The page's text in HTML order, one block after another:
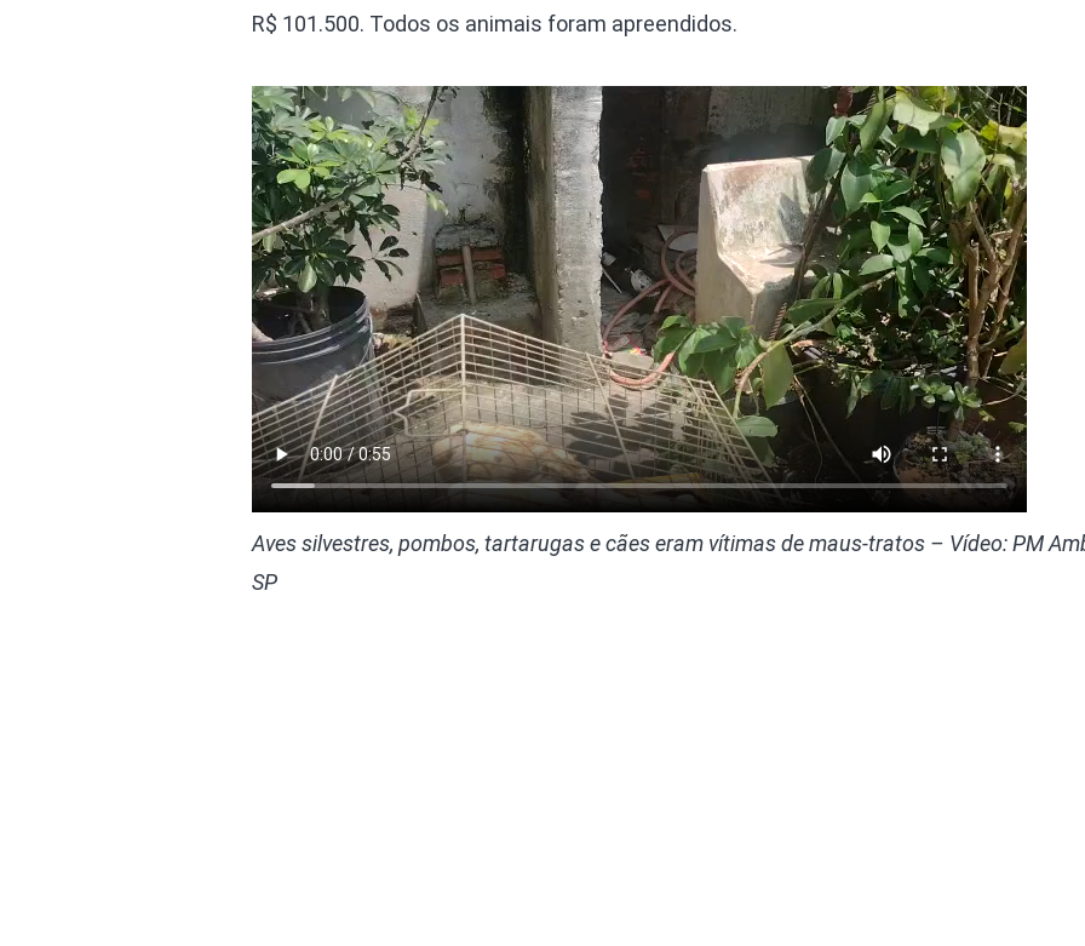
R$ 101.500. Todos os animais foram apreendidos.
Aves silvestres, pombos, tartarugas e cães eram vítimas de maus-tratos – Vídeo: PM
SP